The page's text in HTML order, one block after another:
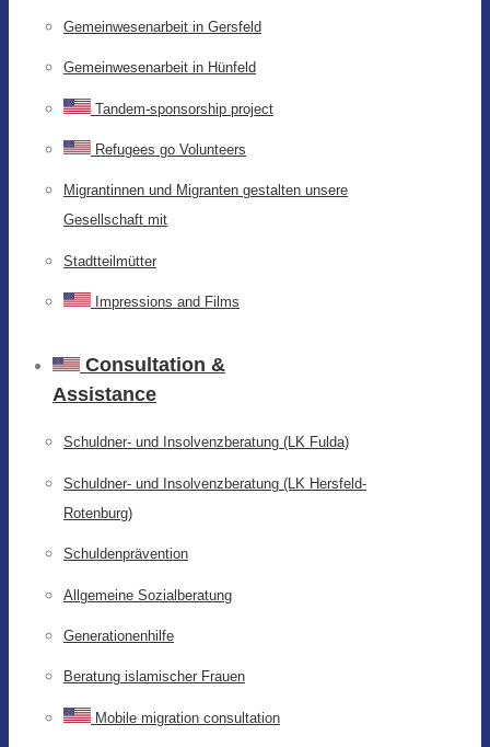
Gemeinwesenarbeit in Gersfeld
Gemeinwesenarbeit in Hünfeld
Tandem-sponsorship project
Refugees go Volunteers
Migrantinnen und Migranten gestalten unsere
Gesellschaft mit
Stadtteilmütter
Impressions and Films
Consultation &
Assistance
Schuldner- und Insolvenzberatung (LK Fulda)
Schuldner- und Insolvenzberatung (LK Hersfeld-
Rotenburg)
Schuldenprävention
Allgemeine Sozialberatung
Generationenhilfe
Beratung islamischer Frauen
Mobile migration consultation